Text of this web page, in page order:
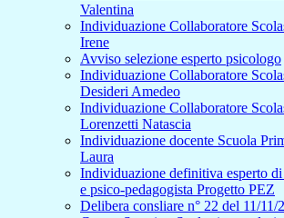
Valentina
Individuazione Collaboratore
Irene
Avviso selezione esperto psicologo
Individuazione Collaboratore
Desideri Amedeo
Individuazione Collaboratore
Lorenzetti Natascia
Individuazione docente Scuola
Laura
Individuazione definitiva esperto
e psico-pedagogista Progetto PEZ
Delibera consliare n° 22 del 11/